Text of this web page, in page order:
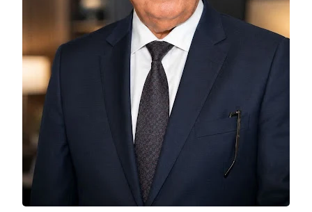
حوادث وقضايا
خدمات
الصحه والجمال
فن المطبخ
مقالات